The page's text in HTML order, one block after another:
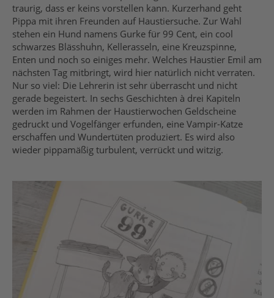
traurig, dass er keins vorstellen kann. Kurzerhand geht
Pippa mit ihren Freunden auf Haustiersuche. Zur Wahl
stehen ein Hund namens Gurke für 99 Cent, ein cool
schwarzes Blässhuhn, Kellerasseln, eine Kreuzspinne,
Enten und noch so einiges mehr. Welches Haustier Emil am
nächsten Tag mitbringt, wird hier natürlich nicht verraten.
Nur so viel: Die Lehrerin ist sehr überrascht und nicht
gerade begeistert. In sechs Geschichten à drei Kapiteln
werden im Rahmen der Haustierwochen Geldscheine
gedruckt und Vogelfänger erfunden, eine Vampir-Katze
erschaffen und Wundertüten produziert. Es wird also
wieder pippamäßig turbulent, verrückt und witzig.